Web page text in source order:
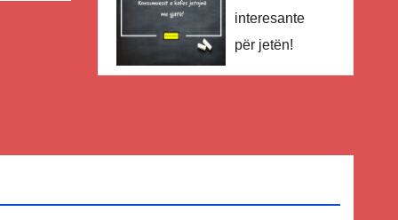
interesante
për jetën!